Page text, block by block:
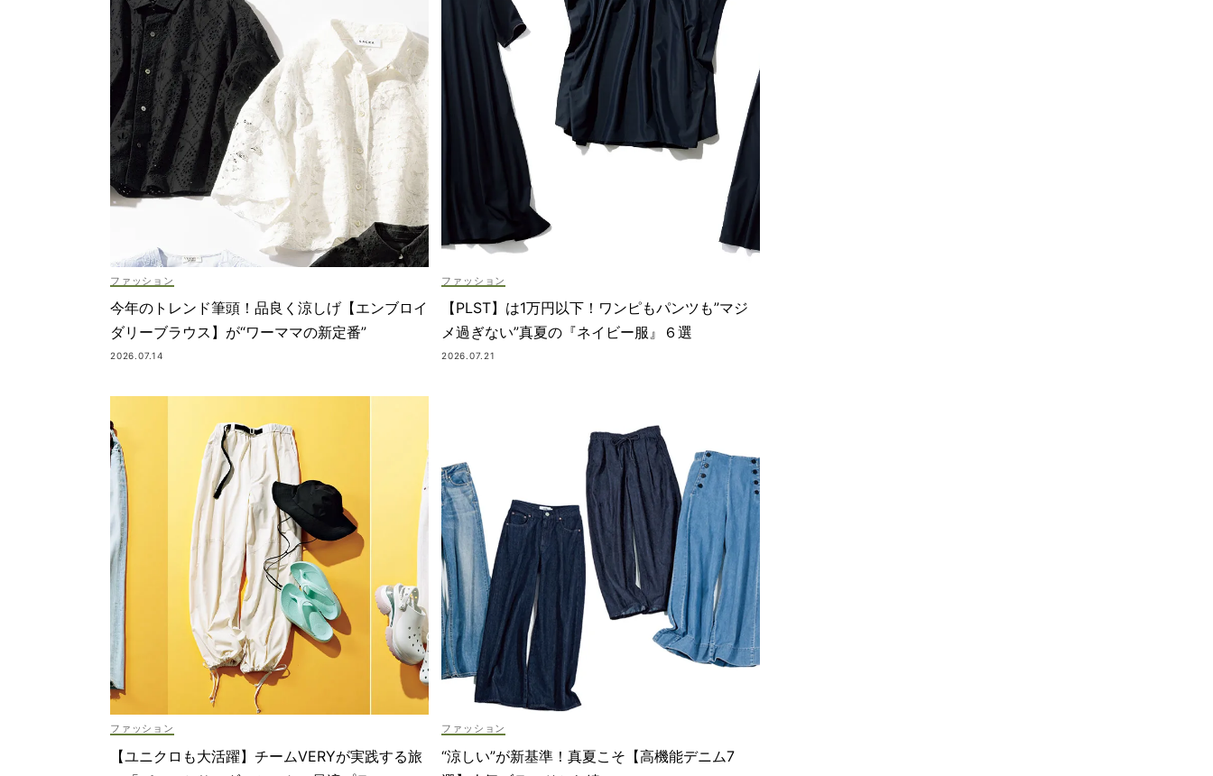
ファッション
今年のトレンド筆頭！品良く涼しげ【エンブロイ
ダリーブラウス】が“ワーママの新定番”
2026.07.14
ファッション
【PLST】は1万円以下！ワンピもパンツも”マジ
メ過ぎない”真夏の『ネイビー服』６選
2026.07.21
ファッション
【ユニクロも大活躍】チームVERYが実践する旅
ファッション
“涼しい”が新基準！真夏こそ【高機能デニム7